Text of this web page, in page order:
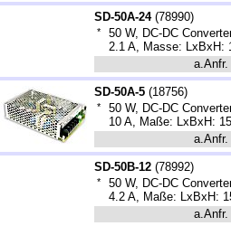
SD-50A-24(78990)
*
50 W, DC-DC
2.1 A, Masse: LxBxH:
a.Anfr.
SD-50A-5 (18756)
*
50 W, DC-DC
10 A, Maße: LxBxH:
a.Anfr.
SD-50B-12 (78992)
*
50 W, DC-DC
4.2 A, Maße: LxBxH:
a.Anfr.